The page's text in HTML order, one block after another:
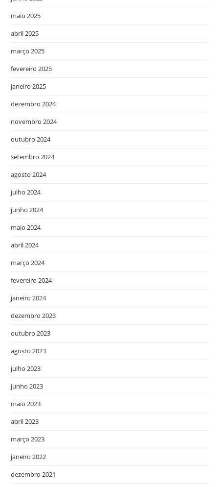
maio 2025
abril 2025
março 2025
fevereiro 2025
janeiro 2025
dezembro 2024
novembro 2024
outubro 2024
setembro 2024
agosto 2024
julho 2024
junho 2024
maio 2024
abril 2024
março 2024
fevereiro 2024
janeiro 2024
dezembro 2023
outubro 2023
agosto 2023
julho 2023
junho 2023
maio 2023
abril 2023
março 2023
janeiro 2022
dezembro 2021